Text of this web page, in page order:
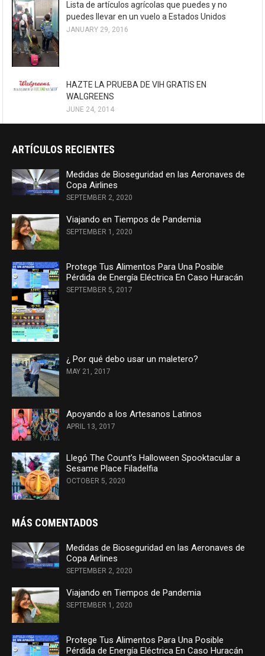
Lista de artículos agrícolas que puedes y no
puedes llevar en un vuelo a Estados Unidos
JANUARY 29, 2016
HAZTE LA PRUEBA DE VIH GRATIS EN
WALGREENS
JUNE 24, 2014
ARTÍCULOS RECIENTES
Medidas de Bioseguridad en las Aeronaves de
Copa Airlines
SEPTEMBER 2, 2020
Viajando en Tiempos de Pandemia
SEPTEMBER 1, 2020
Protege Tus Alimentos Para Una Posible
Pérdida de Energía Eléctrica En Caso Huracán
SEPTEMBER 5, 2017
¿ Por qué debo usar un maletero?
MAY 21, 2017
Apoyando a los Artesanos Latinos
APRIL 13, 2017
Llegó The Count’s Halloween Spooktacular a
Sesame Place Filadelfia
OCTOBER 5, 2020
MÁS COMENTADOS
Medidas de Bioseguridad en las Aeronaves de
Copa Airlines
SEPTEMBER 2, 2020
Viajando en Tiempos de Pandemia
SEPTEMBER 1, 2020
Protege Tus Alimentos Para Una Posible
Pérdida de Energía Eléctrica En Caso Huracán